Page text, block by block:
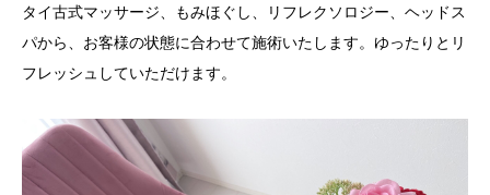
タイ古式マッサージ、もみほぐし、リフレクソロジー、ヘッドス
パから、お客様の状態に合わせて施術いたします。ゆったりとリ
フレッシュしていただけます。